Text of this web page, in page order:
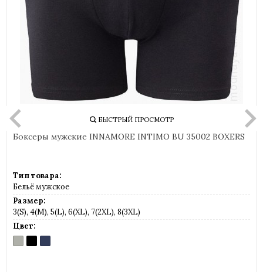
БЫСТРЫЙ ПРОСМОТР
Боксеры мужские INNAMORE INTIMO BU 35002 BOXERS
Тип товара:
Бельё мужское
Размер:
3(S), 4(M), 5(L), 6(XL), 7(2XL), 8(3XL)
Цвет:
GRIGIO
MELANGE
NERO
(черный)
TURCHINO
(темно-